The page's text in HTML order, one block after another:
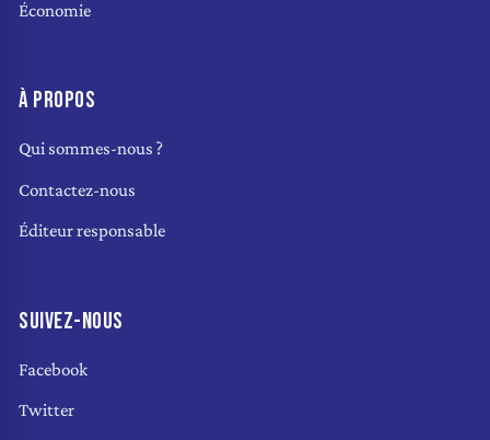
Économie
À PROPOS
Qui sommes-nous ?
Contactez-nous
Éditeur responsable
SUIVEZ-NOUS
Facebook
Twitter